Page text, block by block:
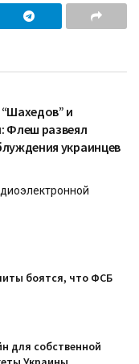
и
Флеш развеял
украинцев
боятся, что ФСБ
для собственной